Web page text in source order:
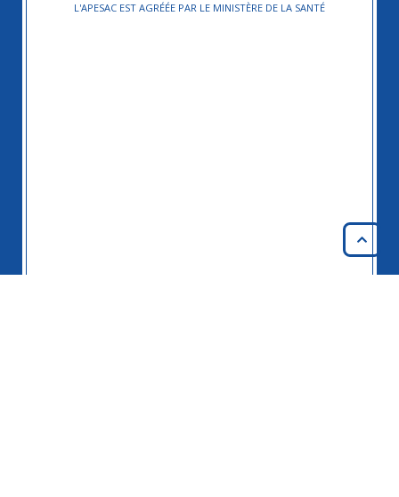
L'APESAC EST AGRÉÉE PAR LE MINISTÈRE DE LA SANTÉ